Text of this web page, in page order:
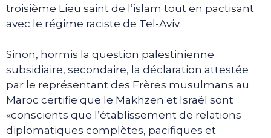
troisième Lieu saint de l’islam tout en pactisant
avec le régime raciste de Tel-Aviv.
Sinon, hormis la question palestinienne
subsidiaire, secondaire, la déclaration attestée
par le représentant des Frères musulmans au
Maroc certifie que le Makhzen et Israël sont
«conscients que l’établissement de relations
diplomatiques complètes, pacifiques et